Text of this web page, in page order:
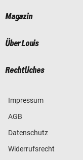
Magazin
Über Louis
Rechtliches
Impressum
AGB
Datenschutz
Widerrufsrecht